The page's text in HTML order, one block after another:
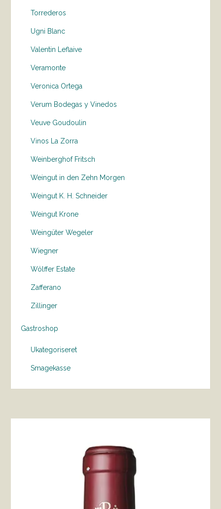
Torrederos
Ugni Blanc
Valentin Leflaive
Veramonte
Veronica Ortega
Verum Bodegas y Vinedos
Veuve Goudoulin
Vinos La Zorra
Weinberghof Fritsch
Weingut in den Zehn Morgen
Weingut K. H. Schneider
Weingut Krone
Weingüter Wegeler
Wiegner
Wölffer Estate
Zafferano
Zillinger
Gastroshop
Ukategoriseret
Smagekasse